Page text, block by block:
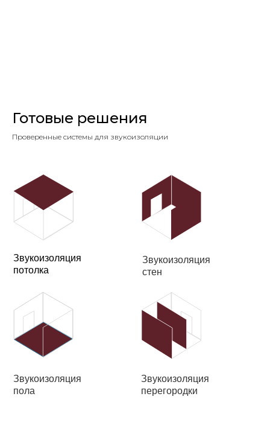
Готовые решения
Проверенные системы для звукоизоляции
Звукоизоляция
потолка
Звукоизоляция
стен
Звукоизоляция
пола
Звукоизоляция
перегородки